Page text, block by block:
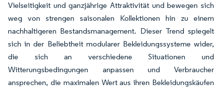
Vielseitigkeit und ganzjährige Attraktivität und bewegen sich
weg von strengen saisonalen Kollektionen hin zu einem
nachhaltigeren Bestandsmanagement. Dieser Trend spiegelt
sich in der Beliebtheit modularer Bekleidungssysteme wider,
die sich an verschiedene Situationen und
Witterungsbedingungen anpassen und Verbraucher
ansprechen, die maximalen Wert aus ihren Bekleidungskäufen